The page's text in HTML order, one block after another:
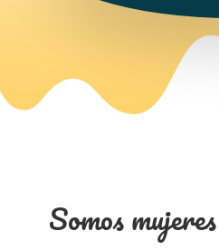
Somos